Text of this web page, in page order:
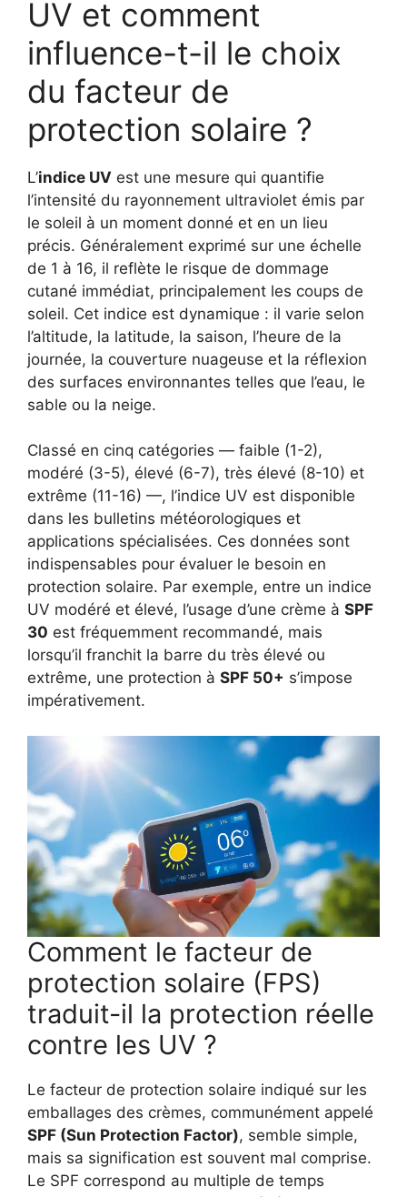
UV et comment
influence-t-il le choix
du facteur de
protection solaire ?
L’indice UV est une mesure qui quantifie
l’intensité du rayonnement ultraviolet émis par
le soleil à un moment donné et en un lieu
précis. Généralement exprimé sur une échelle
de 1 à 16, il reflète le risque de dommage
cutané immédiat, principalement les coups de
soleil. Cet indice est dynamique : il varie selon
l’altitude, la latitude, la saison, l’heure de la
journée, la couverture nuageuse et la réflexion
des surfaces environnantes telles que l’eau, le
sable ou la neige.
Classé en cinq catégories — faible (1-2),
modéré (3-5), élevé (6-7), très élevé (8-10) et
extrême (11-16) —, l’indice UV est disponible
dans les bulletins météorologiques et
applications spécialisées. Ces données sont
indispensables pour évaluer le besoin en
protection solaire. Par exemple, entre un indice
UV modéré et élevé, l’usage d’une crème à SPF
30 est fréquemment recommandé, mais
lorsqu’il franchit la barre du très élevé ou
extrême, une protection à SPF 50+ s’impose
impérativement.
Comment le facteur de
protection solaire (FPS)
traduit-il la protection réelle
contre les UV ?
Le facteur de protection solaire indiqué sur les
emballages des crèmes, communément appelé
SPF (Sun Protection Factor), semble simple,
mais sa signification est souvent mal comprise.
Le SPF correspond au multiple de temps